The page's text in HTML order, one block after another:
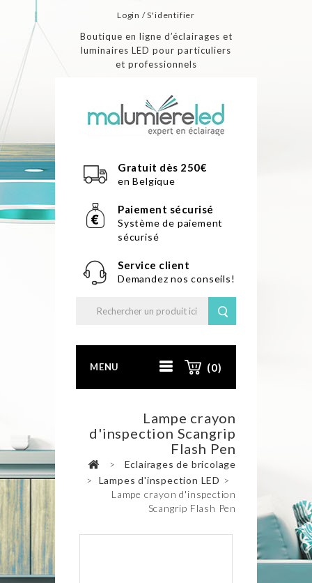
Login / S'identifier
Boutique en ligne d’éclairages et
luminaires LED pour particuliers
et professionnels
Gratuit dès 250€
en Belgique
Paiement sécurisé
Système de paiement
sécurisé
Service client
Demandez nos conseils!
MENU (0)
Lampe crayon
d'inspection Scangrip
Flash Pen
>
Eclairages de bricolage
>
Lampes d'inspection LED >
Lampe crayon d'inspection
Scangrip Flash Pen